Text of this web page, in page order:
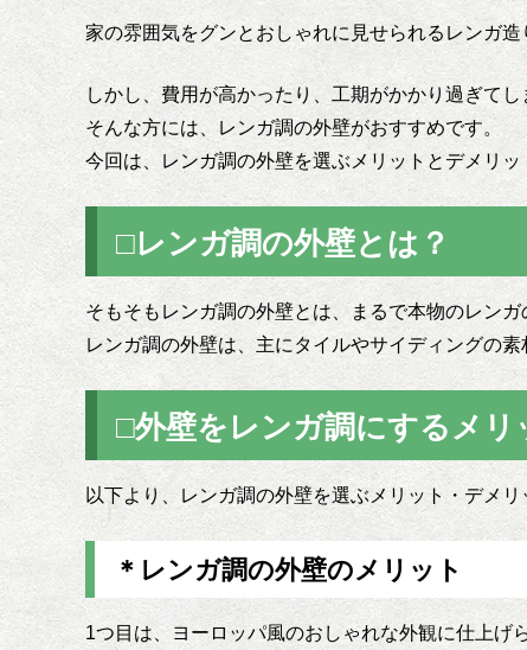
家の雰囲気をグンとおしゃれに見せられるレンガ
しかし、費用が高かったり、工期がかかり過ぎて
そんな方には、レンガ調の外壁がおすすめです。
今回は、レンガ調の外壁を選ぶメリットとデメリッ
□レンガ調の外壁とは？
そもそもレンガ調の外壁とは、まるで本物のレン
レンガ調の外壁は、主にタイルやサイディングの
□外壁をレンガ調にするメ
以下より、レンガ調の外壁を選ぶメリット・デメリ
＊レンガ調の外壁のメリット
1つ目は、ヨーロッパ風のおしゃれな外観に仕上げ